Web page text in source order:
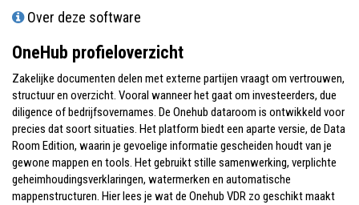
Over deze software
OneHub profieloverzicht
Zakelijke documenten delen met externe partijen vraagt om vertrouwen,
structuur en overzicht. Vooral wanneer het gaat om investeerders, due
diligence of bedrijfsovernames. De Onehub dataroom is ontwikkeld voor
precies dat soort situaties. Het platform biedt een aparte versie, de Data
Room Edition, waarin je gevoelige informatie gescheiden houdt van je
gewone mappen en tools. Het gebruikt stille samenwerking, verplichte
geheimhoudingsverklaringen, watermerken en automatische
mappenstructuren. Hier lees je wat de Onehub VDR zo geschikt maakt